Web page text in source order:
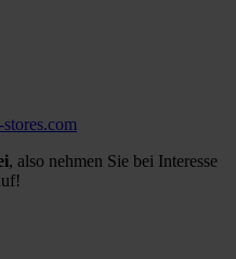
, also nehmen Sie bei Interesse